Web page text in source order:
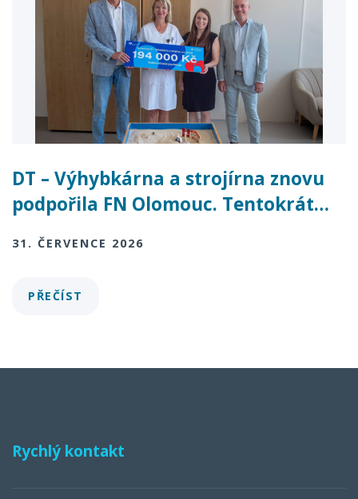
DT – Výhybkárna a strojírna znovu
podpořila FN Olomouc. Tentokrát…
31. ČERVENCE 2026
PŘEČÍST
Rychlý kontakt